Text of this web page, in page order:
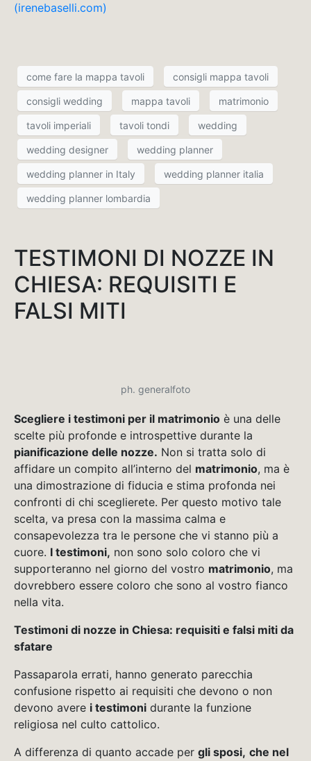
(irenebaselli.com)
come fare la mappa tavoli consigli mappa tavoli
consigli wedding mappa tavoli matrimonio
tavoli imperiali tavoli tondi wedding
wedding designer wedding planner
wedding planner in Italy wedding planner italia
wedding planner lombardia
TESTIMONI DI NOZZE IN
CHIESA: REQUISITI E
FALSI MITI
ph. generalfoto
Scegliere i testimoni per il matrimonio è una delle
scelte più profonde e introspettive durante la
pianificazione delle nozze. Non si tratta solo di
affidare un compito all’interno del matrimonio, ma è
una dimostrazione di fiducia e stima profonda nei
confronti di chi sceglierete. Per questo motivo tale
scelta, va presa con la massima calma e
consapevolezza tra le persone che vi stanno più a
cuore. I testimoni, non sono solo coloro che vi
supporteranno nel giorno del vostro matrimonio, ma
dovrebbero essere coloro che sono al vostro fianco
nella vita.
Testimoni di nozze in Chiesa: requisiti e falsi miti da
sfatare
Passaparola errati, hanno generato parecchia
confusione rispetto ai requisiti che devono o non
devono avere i testimoni durante la funzione
religiosa nel culto cattolico.
A differenza di quanto accade per gli sposi, che nel